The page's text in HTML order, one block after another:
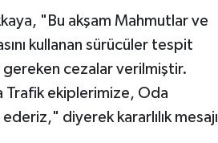
"Bu akşam Mahmutlar ve
kullanan sürücüler tespit
cezalar verilmiştir.
Trafik ekiplerimize, Oda
diyerek kararlılık mesajı